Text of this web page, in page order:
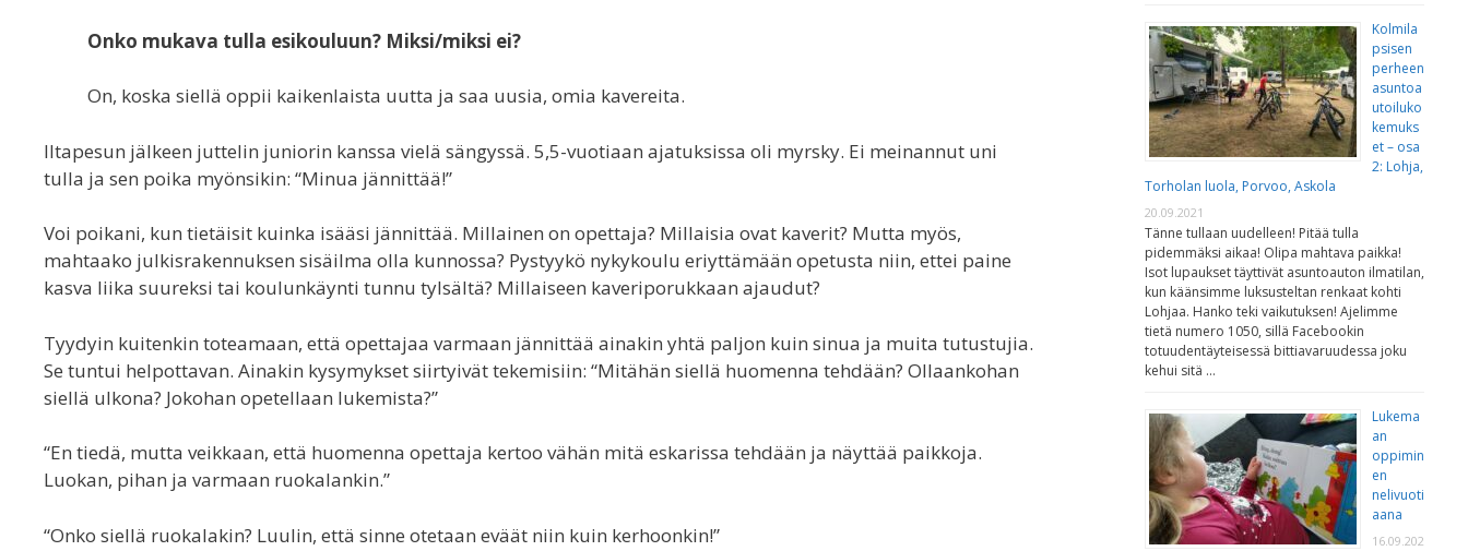
Onko mukava tulla esikouluun? Miksi/miksi ei?
On, koska siellä oppii kaikenlaista uutta ja saa uusia, omia kavereita.
Iltapesun jälkeen juttelin juniorin kanssa vielä sängyssä. 5,5-vuotiaan ajatuksissa oli myrsky. Ei meinannut uni
tulla ja sen poika myönsikin: “Minua jännittää!”
Voi poikani, kun tietäisit kuinka isääsi jännittää. Millainen on opettaja? Millaisia ovat kaverit? Mutta myös,
mahtaako julkisrakennuksen sisäilma olla kunnossa? Pystyykö nykykoulu eriyttämään opetusta niin, ettei paine
kasva liika suureksi tai koulunkäynti tunnu tylsältä? Millaiseen kaveriporukkaan ajaudut?
Tyydyin kuitenkin toteamaan, että opettajaa varmaan jännittää ainakin yhtä paljon kuin sinua ja muita tutustujia.
Se tuntui helpottavan. Ainakin kysymykset siirtyivät tekemisiin: “Mitähän siellä huomenna tehdään? Ollaankohan
siellä ulkona? Jokohan opetellaan lukemista?”
“En tiedä, mutta veikkaan, että huomenna opettaja kertoo vähän mitä eskarissa tehdään ja näyttää paikkoja.
Luokan, pihan ja varmaan ruokalankin.”
“Onko siellä ruokalakin? Luulin, että sinne otetaan eväät niin kuin kerhoonkin!”
Kolmila
psisen
perheen
asuntoa
utoiluko
kemuks
et – osa
2: Lohja,
Torholan luola, Porvoo, Askola
20.09.2021
Tänne tullaan uudelleen! Pitää tulla
pidemmäksi aikaa! Olipa mahtava paikka!
Isot lupaukset täyttivät asuntoauton ilmatilan,
kun käänsimme luksusteltan renkaat kohti
Lohjaa. Hanko teki vaikutuksen! Ajelimme
tietä numero 1050, sillä Facebookin
totuudentäyteisessä bittiavaruudessa joku
kehui sitä …
Lukema
an
oppimin
en
nelivuoti
aana
16.09.202